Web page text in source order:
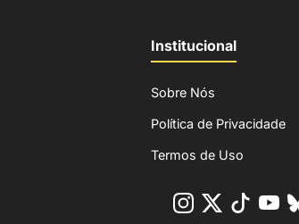
Institucional
Sobre Nós
Política de Privacidade
Termos de Uso